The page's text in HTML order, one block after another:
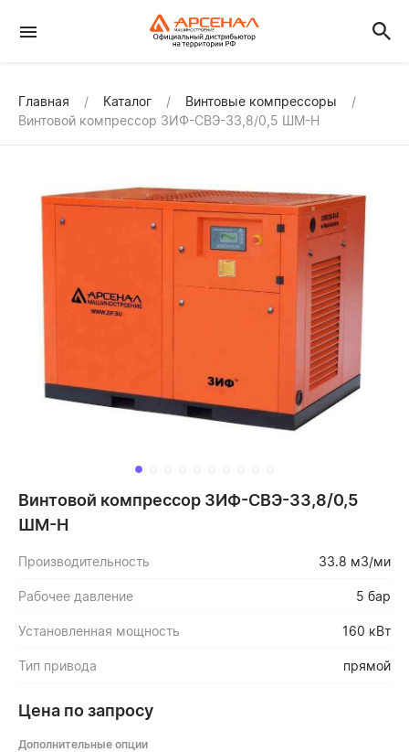
Главная Каталог
Винтовые компрессоры
Винтовой компрессор ЗИФ-СВЭ-33,8/0,5 ШМ-Н
Винтовой компрессор ЗИФ-СВЭ-33,8/0,5
ШМ-Н
Производительность 33.8 м3/ми
Рабочее давление 5 бар
Установленная мощность 160 кВт
Тип привода прямой
Цена по запросу
Дополнительные опции